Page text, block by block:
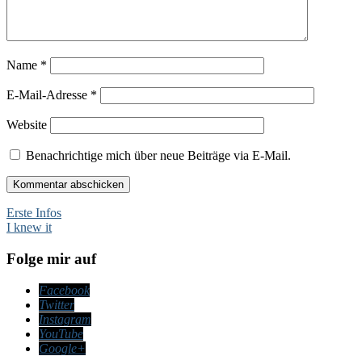
Name *
E-Mail-Adresse *
Website
Benachrichtige mich über neue Beiträge via E-Mail.
Beitragsnavigation
Erste Infos
I knew it
Folge mir auf
Facebook
Twitter
Instagram
YouTube
Google+